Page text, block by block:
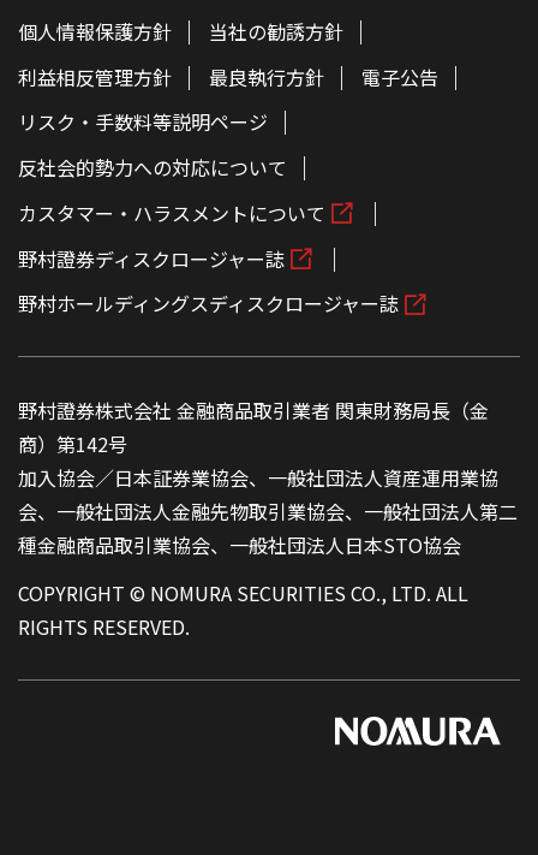
個人情報保護方針
当社の勧誘方針
利益相反管理方針
最良執行方針
電子公告
リスク・手数料等説明ページ
反社会的勢力への対応について
カスタマー・ハラスメントについて
野村證券ディスクロージャー誌
野村ホールディングスディスクロージャー誌
野村證券株式会社 金融商品取引業者 関東財務局長（金
商）第142号
加入協会／日本証券業協会、一般社団法人資産運用業協
会、一般社団法人金融先物取引業協会、一般社団法人第二
種金融商品取引業協会、一般社団法人日本STO協会
COPYRIGHT © NOMURA SECURITIES CO., LTD. ALL
RIGHTS RESERVED.